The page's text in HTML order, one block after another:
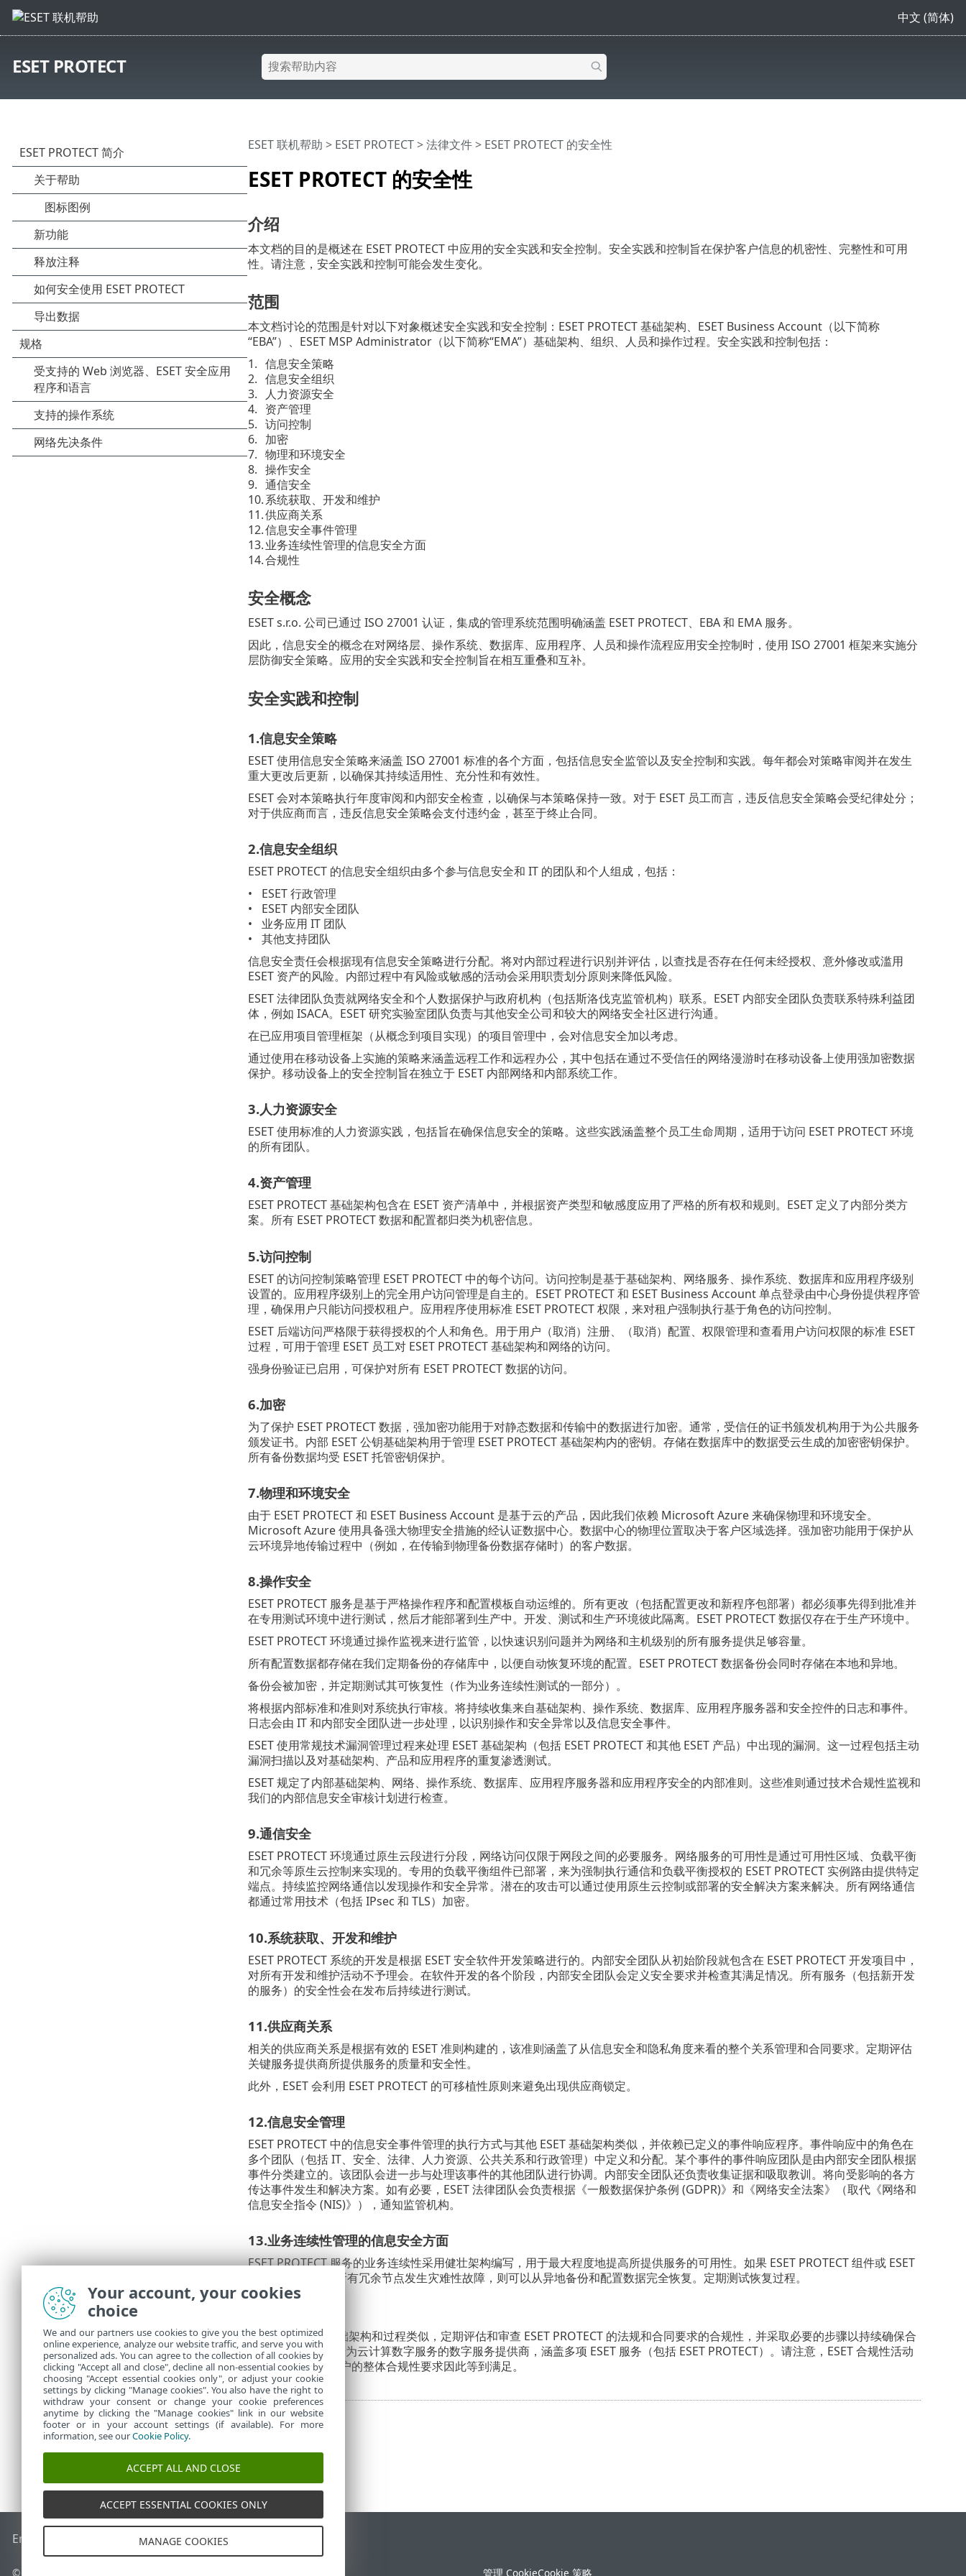
中文 (简体)
ESET PROTECT
ESET PROTECT 的安全性
ESET 联机帮助 > ESET PROTECT>法律文件> ESET PROTECT 的安全性
介绍
本文档的目的是概述在 ESET PROTECT 中应用的安全实践和安全控制。安全实践和控制旨在保护客户信息的机密性、完整性和可用
性。请注意，安全实践和控制可能会发生变化。
范围
本文档讨论的范围是针对以下对象概述安全实践和安全控制：ESET PROTECT 基础架构、ESET Business Account（以下简称
“EBA”）、ESET MSP Administrator（以下简称“EMA”）基础架构、组织、人员和操作过程。安全实践和控制包括：
信息安全策略
信息安全组织
人力资源安全
资产管理
访问控制
加密
物理和环境安全
操作安全
通信安全
系统获取、开发和维护
供应商关系
信息安全事件管理
业务连续性管理的信息安全方面
合规性
安全概念
ESET s.r.o. 公司已通过 ISO 27001 认证，集成的管理系统范围明确涵盖 ESET PROTECT、EBA 和 EMA 服务。
因此，信息安全的概念在对网络层、操作系统、数据库、应用程序、人员和操作流程应用安全控制时，使用 ISO 27001 框架来实施分
层防御安全策略。应用的安全实践和安全控制旨在相互重叠和互补。
安全实践和控制
1.信息安全策略
ESET 使用信息安全策略来涵盖 ISO 27001 标准的各个方面，包括信息安全监管以及安全控制和实践。每年都会对策略审阅并在发生
重大更改后更新，以确保其持续适用性、充分性和有效性。
ESET 会对本策略执行年度审阅和内部安全检查，以确保与本策略保持一致。对于 ESET 员工而言，违反信息安全策略会受纪律处分；
对于供应商而言，违反信息安全策略会支付违约金，甚至于终止合同。
2.信息安全组织
ESET PROTECT 的信息安全组织由多个参与信息安全和 IT 的团队和个人组成，包括：
ESET 行政管理
ESET 内部安全团队
业务应用 IT 团队
其他支持团队
信息安全责任会根据现有信息安全策略进行分配。将对内部过程进行识别并评估，以查找是否存在任何未经授权、意外修改或滥用
ESET 资产的风险。内部过程中有风险或敏感的活动会采用职责划分原则来降低风险。
ESET 法律团队负责就网络安全和个人数据保护与政府机构（包括斯洛伐克监管机构）联系。ESET 内部安全团队负责联系特殊利益团
体，例如 ISACA。ESET 研究实验室团队负责与其他安全公司和较大的网络安全社区进行沟通。
在已应用项目管理框架（从概念到项目实现）的项目管理中，会对信息安全加以考虑。
通过使用在移动设备上实施的策略来涵盖远程工作和远程办公，其中包括在通过不受信任的网络漫游时在移动设备上使用强加密数据
保护。移动设备上的安全控制旨在独立于 ESET 内部网络和内部系统工作。
3.人力资源安全
ESET 使用标准的人力资源实践，包括旨在确保信息安全的策略。这些实践涵盖整个员工生命周期，适用于访问 ESET PROTECT 环境
的所有团队。
4.资产管理
ESET PROTECT 基础架构包含在 ESET 资产清单中，并根据资产类型和敏感度应用了严格的所有权和规则。ESET 定义了内部分类方
案。所有 ESET PROTECT 数据和配置都归类为机密信息。
5.访问控制
ESET 的访问控制策略管理 ESET PROTECT 中的每个访问。访问控制是基于基础架构、网络服务、操作系统、数据库和应用程序级别
设置的。应用程序级别上的完全用户访问管理是自主的。ESET PROTECT 和 ESET Business Account 单点登录由中心身份提供程序管
理，确保用户只能访问授权租户。应用程序使用标准 ESET PROTECT 权限，来对租户强制执行基于角色的访问控制。
ESET 后端访问严格限于获得授权的个人和角色。用于用户（取消）注册、（取消）配置、权限管理和查看用户访问权限的标准 ESET
过程，可用于管理 ESET 员工对 ESET PROTECT 基础架构和网络的访问。
强身份验证已启用，可保护对所有 ESET PROTECT 数据的访问。
6.加密
为了保护 ESET PROTECT 数据，强加密功能用于对静态数据和传输中的数据进行加密。通常，受信任的证书颁发机构用于为公共服务
颁发证书。内部 ESET 公钥基础架构用于管理 ESET PROTECT 基础架构内的密钥。存储在数据库中的数据受云生成的加密密钥保护。
所有备份数据均受 ESET 托管密钥保护。
7.物理和环境安全
由于 ESET PROTECT 和 ESET Business Account 是基于云的产品，因此我们依赖 Microsoft Azure 来确保物理和环境安全。
Microsoft Azure 使用具备强大物理安全措施的经认证数据中心。数据中心的物理位置取决于客户区域选择。强加密功能用于保护从
云环境异地传输过程中（例如，在传输到物理备份数据存储时）的客户数据。
8.操作安全
ESET PROTECT 服务是基于严格操作程序和配置模板自动运维的。所有更改（包括配置更改和新程序包部署）都必须事先得到批准并
在专用测试环境中进行测试，然后才能部署到生产中。开发、测试和生产环境彼此隔离。ESET PROTECT 数据仅存在于生产环境中。
ESET PROTECT 环境通过操作监视来进行监管，以快速识别问题并为网络和主机级别的所有服务提供足够容量。
所有配置数据都存储在我们定期备份的存储库中，以便自动恢复环境的配置。ESET PROTECT 数据备份会同时存储在本地和异地。
备份会被加密，并定期测试其可恢复性（作为业务连续性测试的一部分）。
将根据内部标准和准则对系统执行审核。将持续收集来自基础架构、操作系统、数据库、应用程序服务器和安全控件的日志和事件。
日志会由 IT 和内部安全团队进一步处理，以识别操作和安全异常以及信息安全事件。
ESET 使用常规技术漏洞管理过程来处理 ESET 基础架构（包括 ESET PROTECT 和其他 ESET 产品）中出现的漏洞。这一过程包括主动
漏洞扫描以及对基础架构、产品和应用程序的重复渗透测试。
ESET 规定了内部基础架构、网络、操作系统、数据库、应用程序服务器和应用程序安全的内部准则。这些准则通过技术合规性监视和
我们的内部信息安全审核计划进行检查。
9.通信安全
ESET PROTECT 环境通过原生云段进行分段，网络访问仅限于网段之间的必要服务。网络服务的可用性是通过可用性区域、负载平衡
和冗余等原生云控制来实现的。专用的负载平衡组件已部署，来为强制执行通信和负载平衡授权的 ESET PROTECT 实例路由提供特定
端点。持续监控网络通信以发现操作和安全异常。潜在的攻击可以通过使用原生云控制或部署的安全解决方案来解决。所有网络通信
都通过常用技术（包括 IPsec 和 TLS）加密。
10.系统获取、开发和维护
ESET PROTECT 系统的开发是根据 ESET 安全软件开发策略进行的。内部安全团队从初始阶段就包含在 ESET PROTECT 开发项目中，
对所有开发和维护活动不予理会。在软件开发的各个阶段，内部安全团队会定义安全要求并检查其满足情况。所有服务（包括新开发
的服务）的安全性会在发布后持续进行测试。
11.供应商关系
相关的供应商关系是根据有效的 ESET 准则构建的，该准则涵盖了从信息安全和隐私角度来看的整个关系管理和合同要求。定期评估
关键服务提供商所提供服务的质量和安全性。
此外，ESET 会利用 ESET PROTECT 的可移植性原则来避免出现供应商锁定。
12.信息安全管理
ESET PROTECT 中的信息安全事件管理的执行方式与其他 ESET 基础架构类似，并依赖已定义的事件响应程序。事件响应中的角色在
多个团队（包括 IT、安全、法律、人力资源、公共关系和行政管理）中定义和分配。某个事件的事件响应团队是由内部安全团队根据
事件分类建立的。该团队会进一步与处理该事件的其他团队进行协调。内部安全团队还负责收集证据和吸取教训。将向受影响的各方
传达事件发生和解决方案。如有必要，ESET 法律团队会负责根据《一般数据保护条例 (GDPR)》和《网络安全法案》（取代《网络和
信息安全指令 (NIS)》），通知监管机构。
13.业务连续性管理的信息安全方面
ESET PROTECT 服务的业务连续性采用健壮架构编写，用于最大程度地提高所提供服务的可用性。如果 ESET PROTECT 组件或 ESET
PROTECT 服务的所有冗余节点发生灾难性故障，则可以从异地备份和配置数据完全恢复。定期测试恢复过程。
与 ESET 的其他基础架构和过程类似，定期评估和审查 ESET PROTECT 的法规和合同要求的合规性，并采取必要的步骤以持续确保合
规性。ESET 已注册为云计算数字服务的数字服务提供商，涵盖多项 ESET 服务（包括 ESET PROTECT）。请注意，ESET 合规性活动
并不一定意味着客户的整体合规性要求因此等到满足。
End of Life ESET 论坛 ESET Status Portal
© 1992 - 2026 ESET, spol. s r.o. - 保留所有权利。 管理 CookieCookie 策略
Your account, your cookies
choice
We and our partners use cookies to give you the best optimized
online experience, analyze our website traffic, and serve you with
personalized ads. You can agree to the collection of all cookies by
clicking "Accept all and close", decline all non-essential cookies by
choosing "Accept essential cookies only", or adjust your cookie
settings by clicking "Manage cookies". You also have the right to
withdraw your consent or change your cookie preferences
anytime by clicking the "Manage cookies" link in our website
footer or in your account settings (if available). For more
information, see ourCookie Policy.
ACCEPT ALL AND CLOSE
ACCEPT ESSENTIAL COOKIES ONLY
MANAGE COOKIES